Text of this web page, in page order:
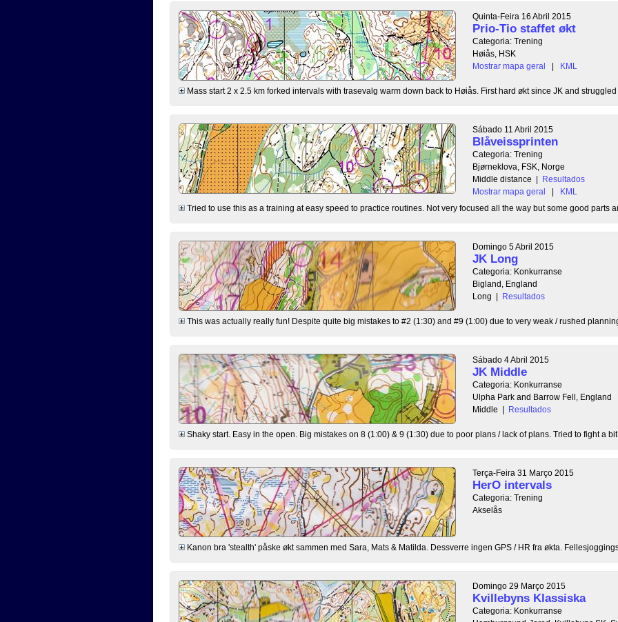
Quinta-Feira 16 Abril 2015
Prio-Tio staffet økt
Categoria: Trening
Høiås, HSK
Mostrar mapa geral
| KML
Mass start 2 x 2.5 km forked intervals with trasevalg warm down back to Høiås. First hard økt since JK and struggled
Sábado 11 Abril 2015
Blåveissprinten
Categoria: Trening
Bjørneklova, FSK, Norge
Middle distance | Resultados
Mostrar mapa geral
|
KML
Tried to use this as a training at easy speed to practice routines. Not very focused all the way but some good parts
Domingo 5 Abril 2015
JK Long
Categoria: Konkurranse
Bigland, England
Long | Resultados
This was actually really fun! Despite quite big mistakes to #2 (1:30) and #9 (1:00) due to very weak / rushed
Sábado 4 Abril 2015
JK Middle
Categoria: Konkurranse
Ulpha Park and Barrow Fell, England
Middle | Resultados
Shaky start. Easy in the open. Big mistakes on 8 (1:00) & 9 (1:30) due to poor plans / lack of plans. Tried to fight a bit
Terça-Feira 31 Março 2015
HerO intervals
Categoria: Trening
Akselås
Kanon bra 'stealth' påske økt sammen med Sara, Mats & Matilda. Dessverre ingen GPS / HR fra økta. Fellesjoggings
Domingo 29 Março 2015
Kvillebyns Klassiska
Categoria: Konkurranse